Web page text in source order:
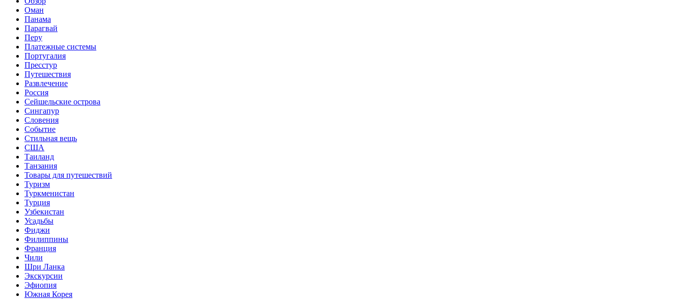
Оман
Панама
Парагвай
Перу
Платежные системы
Португалия
Пресстур
Путешествия
Развлечение
Россия
Сейшельские острова
Сингапур
Словения
Событие
Стильная вещь
США
Таиланд
Танзания
Товары для путешествий
Туризм
Туркменистан
Турция
Узбекистан
Усадьбы
Фиджи
Филиппины
Франция
Чили
Шри Ланка
Экскурсии
Эфиопия
Южная Корея